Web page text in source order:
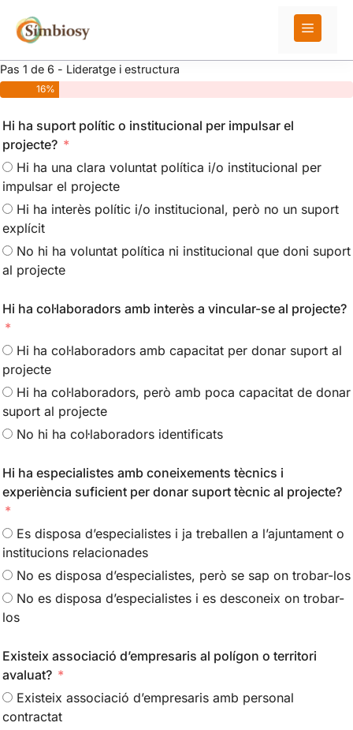
contingut
Pas 1 de 6 - Lideratge i estructura
16%
Hi ha suport polític o institucional per impulsar el
projecte?
Hi ha una clara voluntat política i/o institucional per
impulsar el projecte
Hi ha interès polític i/o institucional, però no un suport
explícit
No hi ha voluntat política ni institucional que doni suport
al projecte
Hi ha col·laboradors amb interès a vincular-se al projecte?
Hi ha col·laboradors amb capacitat per donar suport al
projecte
Hi ha col·laboradors, però amb poca capacitat de donar
suport al projecte
No hi ha col·laboradors identificats
Hi ha especialistes amb coneixements tècnics i
experiència suficient per donar suport tècnic al projecte?
Es disposa d’especialistes i ja treballen a l’ajuntament o
institucions relacionades
No es disposa d’especialistes, però se sap on trobar-los
No es disposa d’especialistes i es desconeix on trobar-
los
Existeix associació d’empresaris al polígon o territori
avaluat?
Existeix associació d’empresaris amb personal
contractat